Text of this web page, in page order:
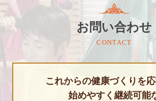
お問い合わせ
CONTACT
これからの健康づくりを
始めやすく継続可能